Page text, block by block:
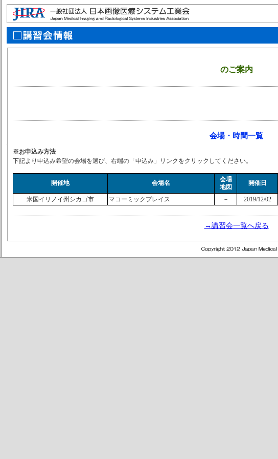
のご案内
会場・時間一覧
※お申込み方法
下記より申込み希望の会場を選び、右端の「申込み」リンクをクリックしてください。
開催地 会場名
会場
地図
開催日
米国イリノイ州シカゴ市 マコーミックプレイス － 2019/12/02
→講習会一覧へ戻る